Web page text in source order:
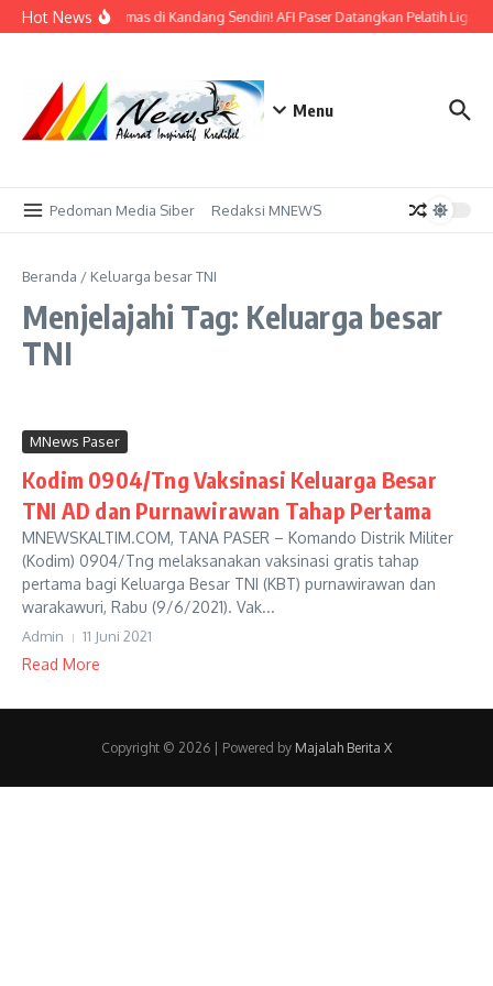
Lewati ke konten
Hot NewsBidik Emas di Kandang Sendiri! AFI Paser Datangkan Pelatih Liga
Menu
Pedoman Media Siber Redaksi MNEWS
Beranda / Keluarga besar TNI
Menjelajahi Tag: Keluarga besar
TNI
MNews Paser
Kodim 0904/Tng Vaksinasi Keluarga Besar
TNI AD dan Purnawirawan Tahap Pertama
MNEWSKALTIM.COM, TANA PASER – Komando Distrik Militer
(Kodim) 0904/Tng melaksanakan vaksinasi gratis tahap
pertama bagi Keluarga Besar TNI (KBT) purnawirawan dan
warakawuri, Rabu (9/6/2021). Vak...
Admin 11 Juni 2021
Read More
Copyright © 2026 | Powered by Majalah Berita X